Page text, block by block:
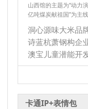
山西馆的主题为“动力
亿吨煤炭献祖国”为主
洞心源味大米品
诗蓝杭萧钢构企
澳宝儿童潜能开
卡通IP+表情包